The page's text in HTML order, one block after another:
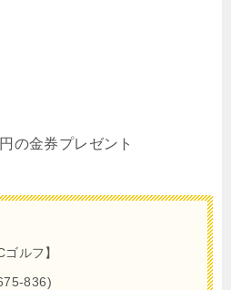
の金券プレゼント
ルフ】
836)